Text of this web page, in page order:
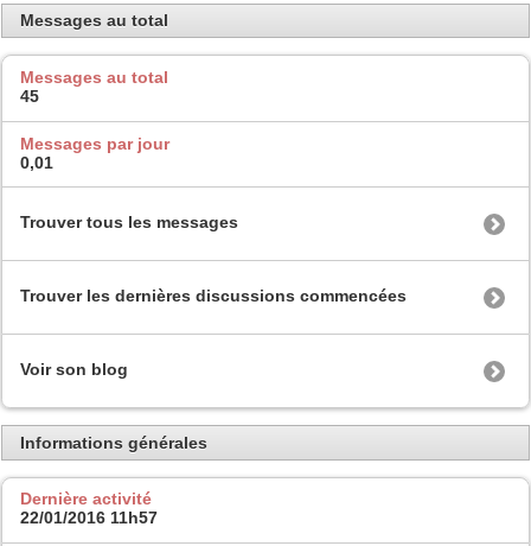
Messages au total
Messages au total
45
Messages par jour
0,01
Trouver tous les messages
Trouver les dernières discussions commencées
Voir son blog
Informations générales
Dernière activité
22/01/2016 11h57